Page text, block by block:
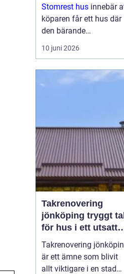
Stomrest hus innebär
köparen får ett hus där
den bärande
konstruktionen redan är
uppförd, ofta inklusive
ibland fönster och
10 juni 2026
Takrenovering
jönköping tryggt tak
för hus i ett utsatt
klimat
Takrenovering
är ett ämne som blivit
allt viktigare i en stad